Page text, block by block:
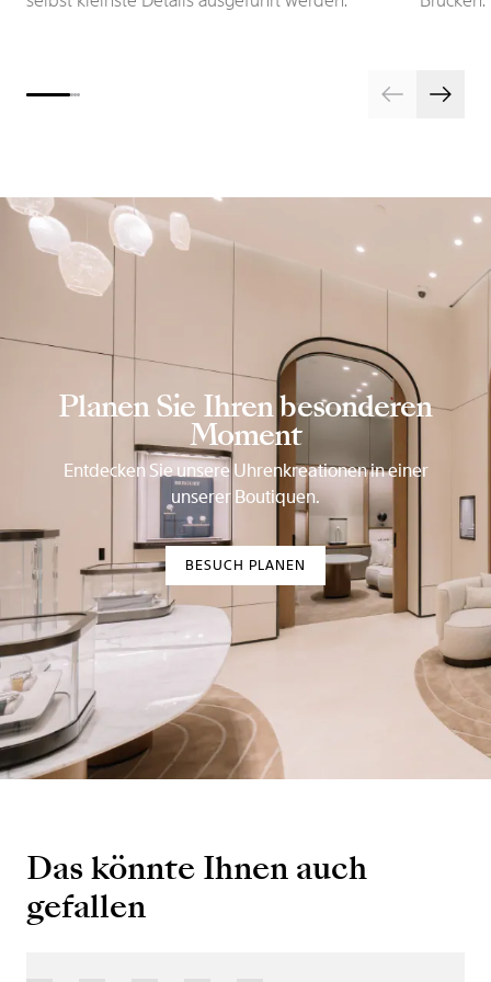
Planen Sie Ihren besonderen
Moment
Entdecken Sie unsere Uhrenkreationen in einer
unserer Boutiquen.
BESUCH PLANEN
Das könnte Ihnen auch
gefallen